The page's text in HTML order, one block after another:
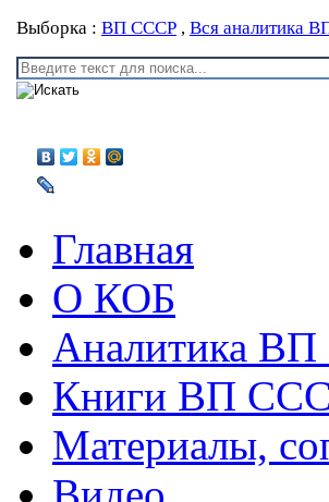
Выборка : ВП СССР , Вся аналитика
Главная
О КОБ
Аналитика
Книги ВП
Материалы,